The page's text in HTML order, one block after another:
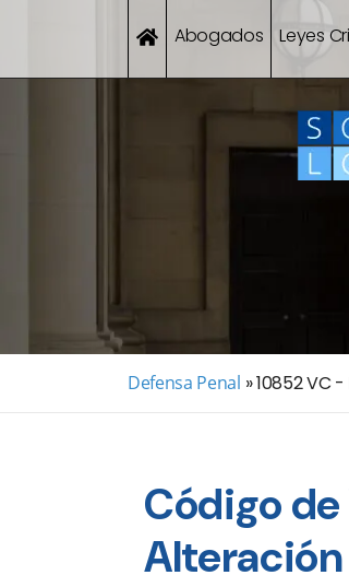
Abogados Leyes
Defensa Penal »10852 VC
Código de